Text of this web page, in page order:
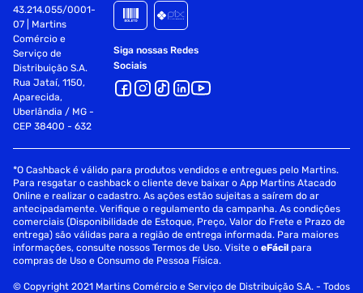
43.214.055/0001-
07 | Martins
Comércio e
Serviço de
Distribuição S.A.
Rua Jataí, 1150,
Aparecida,
Uberlândia / MG -
CEP 38400 - 632
Siga nossas Redes
Sociais
*O Cashback é válido para produtos vendidos e entregues pelo Martins.
Para resgatar o cashback o cliente deve baixar o App Martins Atacado
Online e realizar o cadastro. As ações estão sujeitas a saírem do ar
antecipadamente. Verifique o regulamento da campanha. As condições
comerciais (Disponibilidade de Estoque, Preço, Valor do Frete e Prazo de
entrega) são válidas para a região de entrega informada. Para maiores
informações, consulte nossos Termos de Uso. Visite oeFácil para
compras de Uso e Consumo de Pessoa Física.
© Copyright 2021 Martins Comércio e Serviço de Distribuição S.A. - Todos